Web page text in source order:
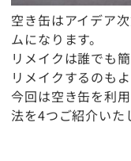
空き缶はアイデア
ムになります。
リメイクは誰でも
リメイクするのもよ
今回は空き缶を利
法を4つご紹介いた